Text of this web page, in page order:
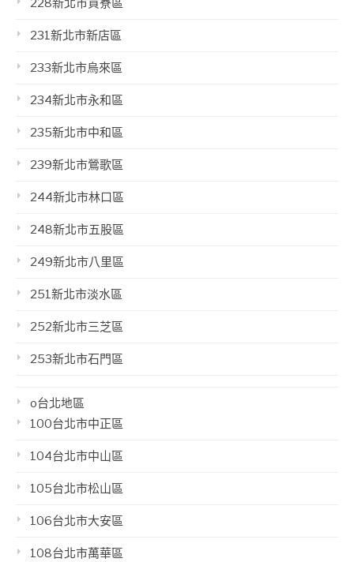
231新北市新店區
233新北市烏來區
234新北市永和區
235新北市中和區
239新北市鶯歌區
244新北市林口區
248新北市五股區
249新北市八里區
251新北市淡水區
252新北市三芝區
253新北市石門區
o台北地區
100台北市中正區
104台北市中山區
105台北市松山區
106台北市大安區
108台北市萬華區